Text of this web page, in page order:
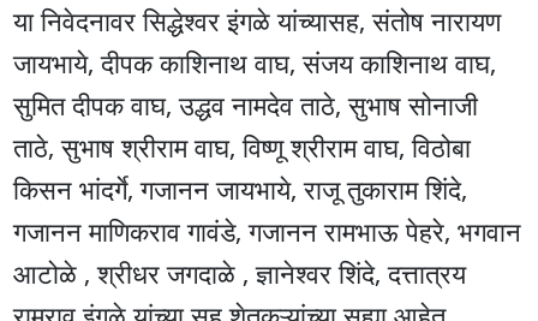
या निवेदनावर सिद्धेश्वर इंगळे यांच्यासह, संतोष नारायण
जायभाये, दीपक काशिनाथ वाघ, संजय काशिनाथ वाघ,
सुमित दीपक वाघ, उद्धव नामदेव ताठे, सुभाष सोनाजी
ताठे, सुभाष श्रीराम वाघ, विष्णू श्रीराम वाघ, विठोबा
किसन भांदर्गे, गजानन जायभाये, राजू तुकाराम शिंदे,
गजानन माणिकराव गावंडे, गजानन रामभाऊ पेहरे, भगवान
आटोळे , श्रीधर जगदाळे , ज्ञानेश्वर शिंदे, दत्तात्रय